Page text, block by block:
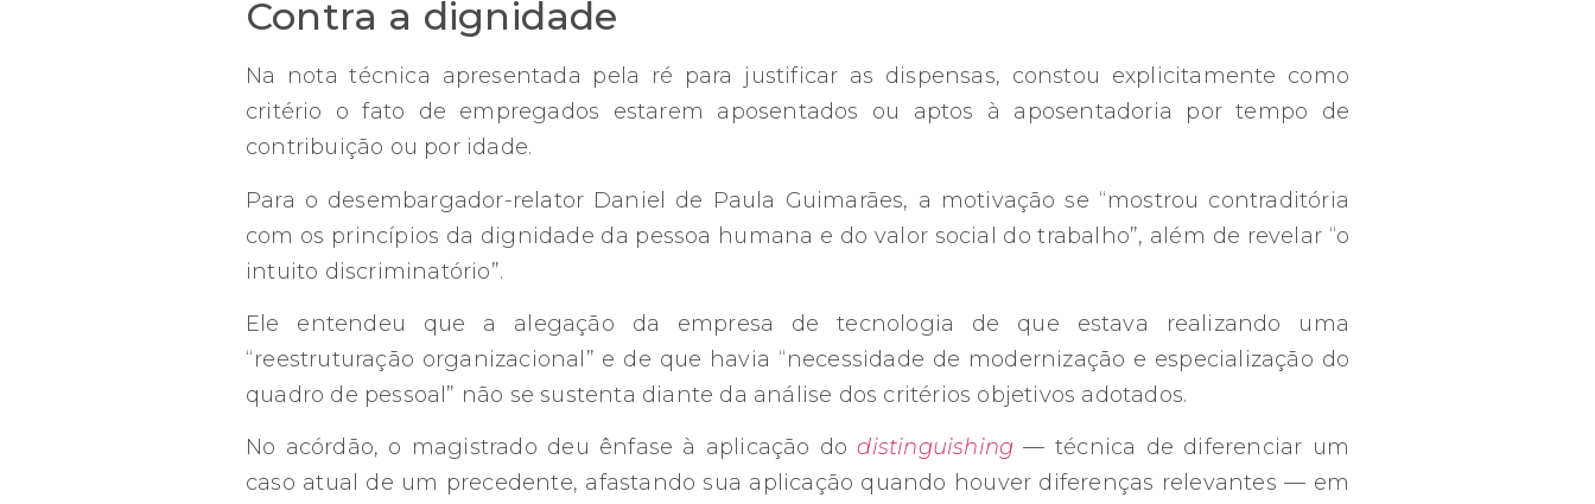
Contra a dignidade
Na nota técnica apresentada pela ré para justificar as dispensas, constou explicitamente como
critério o fato de empregados estarem aposentados ou aptos à aposentadoria por tempo de
contribuição ou por idade.
Para o desembargador-relator Daniel de Paula Guimarães, a motivação se “mostrou contraditória
com os princípios da dignidade da pessoa humana e do valor social do trabalho”, além de revelar “o
intuito discriminatório”.
Ele entendeu que a alegação da empresa de tecnologia de que estava realizando uma
“reestruturação organizacional” e de que havia “necessidade de modernização e especialização do
quadro de pessoal” não se sustenta diante da análise dos critérios objetivos adotados.
No acórdão, o magistrado deu ênfase à aplicação dodistinguishing — técnica de diferenciar um
caso atual de um precedente, afastando sua aplicação quando houver diferenças relevantes — em